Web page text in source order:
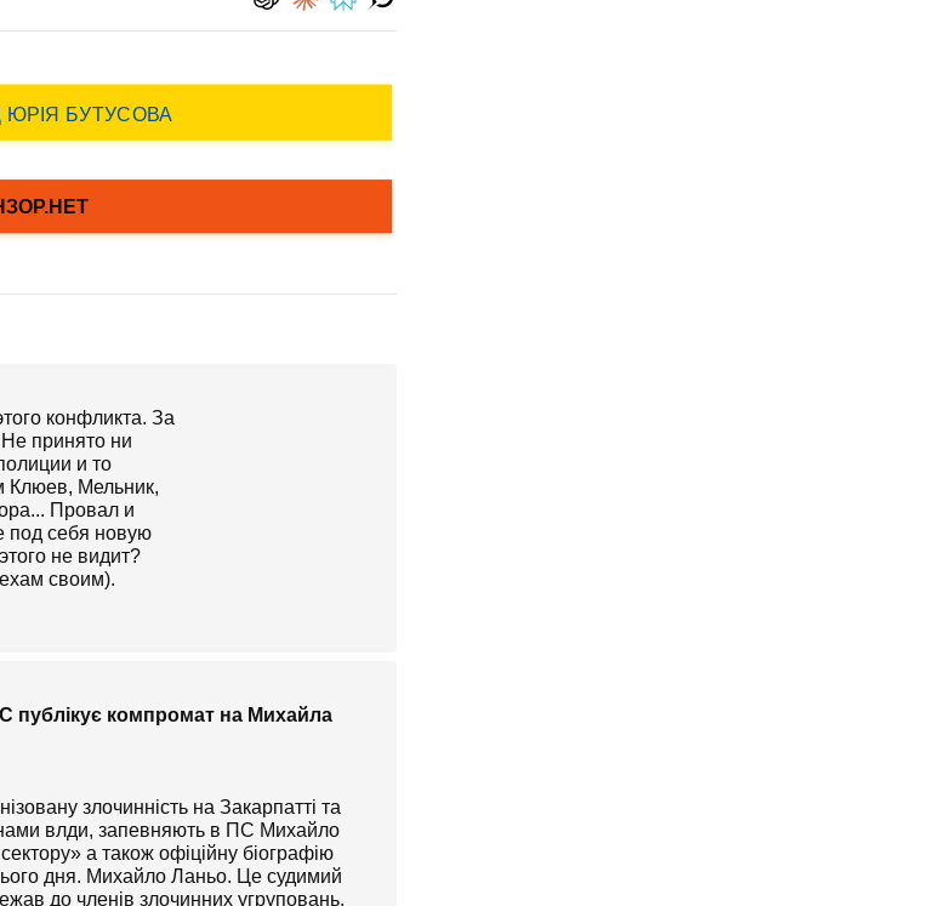
конфликта. За
принято ни
и то
Клюев, Мельник,
Провал и
под себя новую
не видит?
своим).
публікує компромат на Михайла
злочинність на Закарпатті та
влди, запевняють в ПС Михайло
а також офіційну біографію
дня. Михайло Ланьо. Це судимий
до членів злочинних угруповань.